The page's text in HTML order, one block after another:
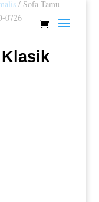
/ Sofa Tamu
0726